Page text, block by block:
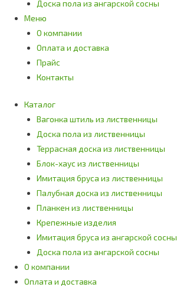
Доска пола из ангарской сосны
Меню
О компании
Оплата и доставка
Прайс
Контакты
Каталог
Вагонка штиль из лиственницы
Доска пола из лиственницы
Террасная доска из лиственницы
Блок-хаус из лиственницы
Имитация бруса из лиственницы
Палубная доска из лиственницы
Планкен из лиственницы
Крепежные изделия
Имитация бруса из ангарской сосны
Доска пола из ангарской сосны
О компании
Оплата и доставка